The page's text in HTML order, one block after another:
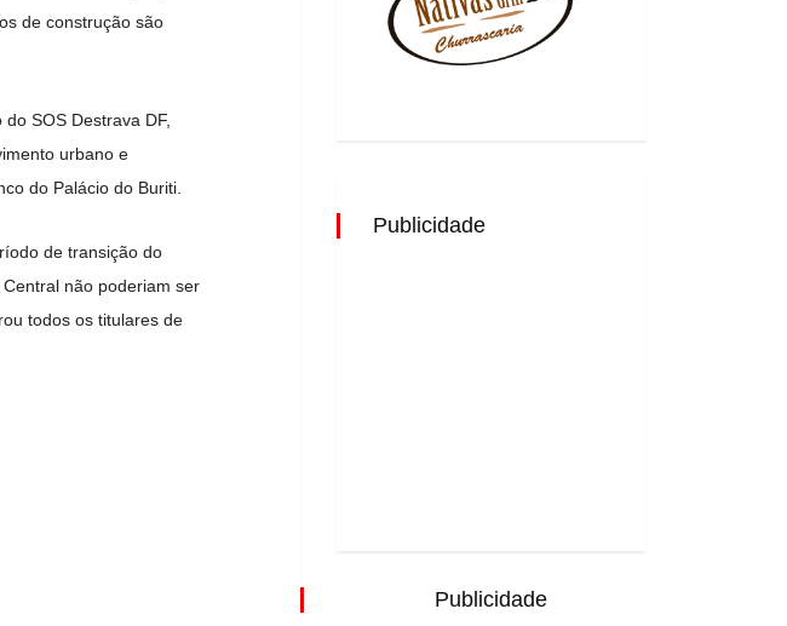
de construção são
SOS Destrava DF,
urbano e
do Palácio do Buriti.
de transição do
não poderiam ser
todos os titulares de
Publicidade
Publicidade